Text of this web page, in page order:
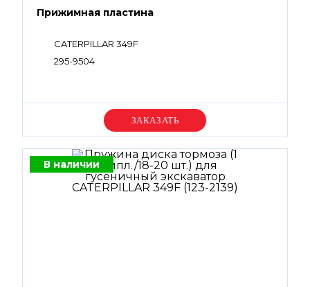
Прижимная пластина
CATERPILLAR 349F
295-9504
Уточняйте цену
В наличии